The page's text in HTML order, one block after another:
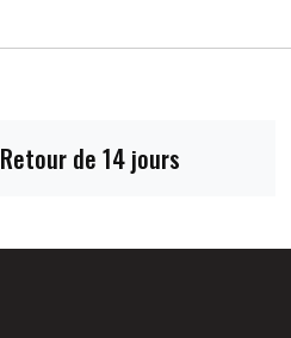
Retour de 14 jours